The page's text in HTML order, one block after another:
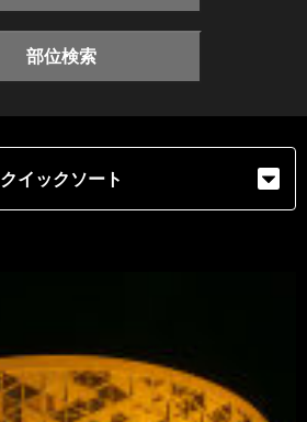
部位検索
クイックソート